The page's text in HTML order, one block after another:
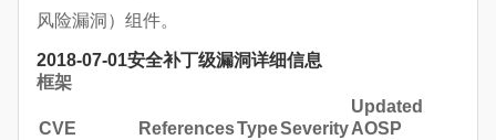
风险漏洞）组件。
2018-07-01安全补丁级漏洞详细信息
框架
CVE ReferencesTypeSeverity
Updated
AOSP